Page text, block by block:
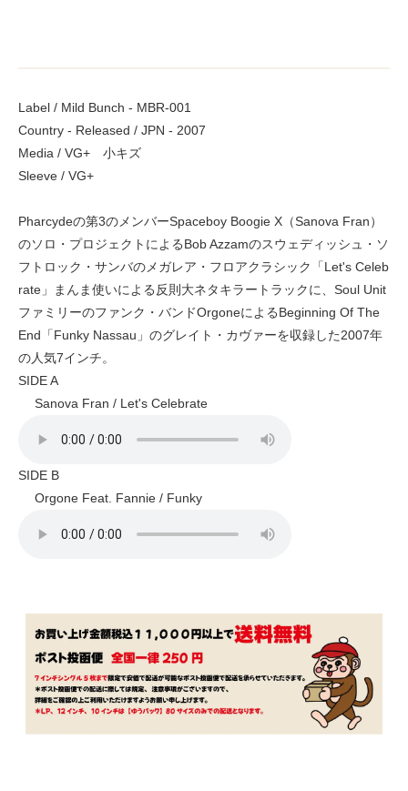
Label / Mild Bunch - MBR-001
Country - Released / JPN - 2007
Media / VG+ 小キズ
Sleeve / VG+
Pharcydeの第3のメンバーSpaceboy Boogie X（Sanova Fran）
のソロ・プロジェクトによるBob Azzamのスウェディッシュ・ソ
フトロック・サンバのメガレア・フロアクラシック「Let's Celeb
rate」まんま使いによる反則大ネタキラートラックに、Soul Unit
ファミリーのファンク・バンドOrgoneによるBeginning Of The
End「Funky Nassau」のグレイト・カヴァーを収録した2007年
の人気7インチ。
SIDE A
Sanova Fran / Let's Celebrate
SIDE B
Orgone Feat. Fannie / Funky